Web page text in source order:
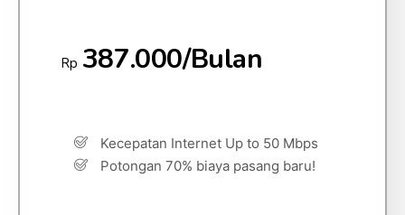
Rp 387.000/Bulan
Kecepatan Internet Up to 50 Mbps
Potongan 70% biaya pasang baru!